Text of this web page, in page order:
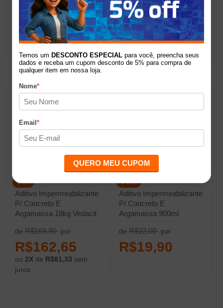
4,5kg Vedacit
de R$145,50 por
R$135,77
de R$62,70 por
R$56,90
Aditivo Impermeabilizante
P/ Concreto E
Argamassa 18kg Vedacit
de R$169,90
4%
por
R$162,65
ou 2X de R$81,33 sem
juros
Aditivo Impermeabilizante
P/ Concreto E
Argamassa 900ml
de R$22,00
10%
por
R$19,90
Temos um DESCONTO ESPECIAL para você, preencha seus
dados e receba um cupom desconto de 5% para compra de
qualquer item em nossa loja.
Nome*
Email *
QUERO MEU CUPOM